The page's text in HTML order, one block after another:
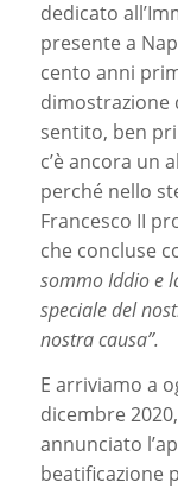
dedicato
presente a
cento anni
dimostrazione
sentito, ben
c’è ancora un
perché nello
Francesco II
che concluse
sommo Iddio e
speciale del
nostra causa”.
E arriviamo a
dicembre
annunciato
beatificazione